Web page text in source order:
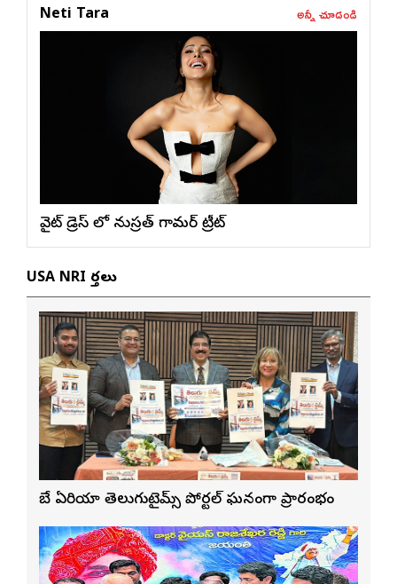
Neti Tara అన్నీ చూడండి
వైట్ డ్రెస్ లో నుస్ర‌త్ గ్లామ‌ర్ ట్రీట్
USA NRI వార్తలు
బే ఏరియా తెలుగుటైమ్స్ పోర్టల్ ఘనంగా ప్రారంభం